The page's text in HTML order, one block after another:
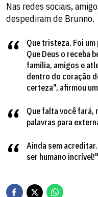
Nas redes sociais,
despediram de Brunno.
Que tristeza. Foi
Que Deus o receba
família, amigos e
dentro do coração
certeza", afirmou
Que falta você fará,
palavras para
Ainda sem
ser humano